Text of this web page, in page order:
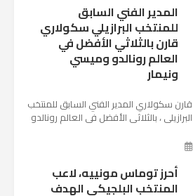
المدير الفني السابق
للمنتخب البرازيلي سكولاري
قارن بالثلاثي الأفضل في
العالم رونالدو وميسي
ونيمار
قارن سكولاري المدير الفني السابق للمنتخب
البرازيلي ، بالثلاثي الأفضل في العالم رونالدو
نجم ...
أحرز توماس مونييه، لاعب
المنتخب البلجيكى الهدف